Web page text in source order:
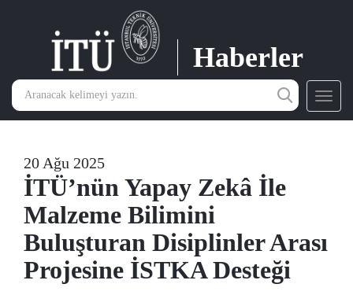
Haberler
20 Ağu 2025
İTÜ’nün Yapay Zekâ İle
Malzeme Bilimini
Buluşturan Disiplinler Arası
Projesine İSTKA Desteği